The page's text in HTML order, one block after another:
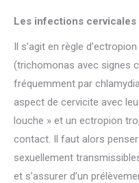
Les infections cervicales
Il s’agit en règle
(trichomonas avec signes
fréquemment par
aspect de cervicite avec
louche » et un ectropion
contact. Il faut alors
sexuellement
et s’assurer d’un